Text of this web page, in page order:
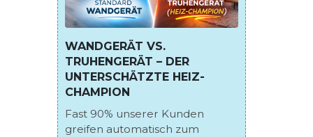
WANDGERÄT VS.
TRUHENGERÄT – DER
UNTERSCHÄTZTE HEIZ-
CHAMPION
Fast 90% unserer Kunden
greifen automatisch zum